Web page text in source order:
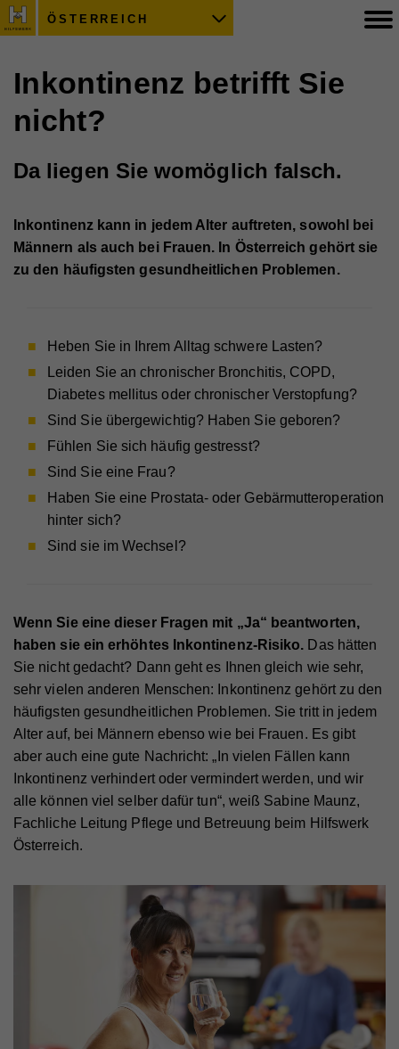
ÖSTERREICH
Inkontinenz betrifft Sie
nicht?
Da liegen Sie womöglich falsch.
Inkontinenz kann in jedem Alter auftreten, sowohl bei
Männern als auch bei Frauen. In Österreich gehört sie
zu den häufigsten gesundheitlichen Problemen.
Heben Sie in Ihrem Alltag schwere Lasten?
Leiden Sie an chronischer Bronchitis, COPD,
Diabetes mellitus oder chronischer Verstopfung?
Sind Sie übergewichtig? Haben Sie geboren?
Fühlen Sie sich häufig gestresst?
Sind Sie eine Frau?
Haben Sie eine Prostata- oder Gebärmutteroperation
hinter sich?
Sind sie im Wechsel?
Wenn Sie eine dieser Fragen mit „Ja“ beantworten,
haben sie ein erhöhtes Inkontinenz-Risiko. Das hätten
Sie nicht gedacht? Dann geht es Ihnen gleich wie sehr,
sehr vielen anderen Menschen: Inkontinenz gehört zu den
häufigsten gesundheitlichen Problemen. Sie tritt in jedem
Alter auf, bei Männern ebenso wie bei Frauen. Es gibt
aber auch eine gute Nachricht: „In vielen Fällen kann
Inkontinenz verhindert oder vermindert werden, und wir
alle können viel selber dafür tun“, weiß Sabine Maunz,
Fachliche Leitung Pflege und Betreuung beim Hilfswerk
Österreich.